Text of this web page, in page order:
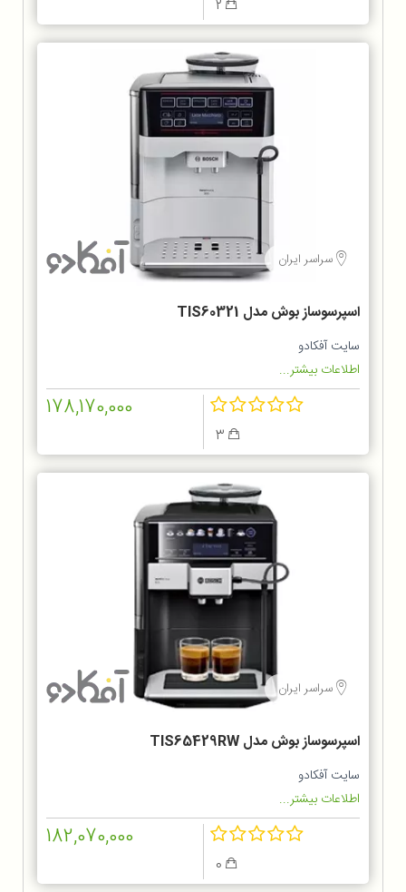
سراسر ایران
اسپرسوساز بوش مدل TIS60321
سایت آفکادو
اطلاعات بیشتر...
178,170,000
سراسر ایران
اسپرسوساز بوش مدل TIS65429RW
سایت آفکادو
اطلاعات بیشتر...
182,070,000